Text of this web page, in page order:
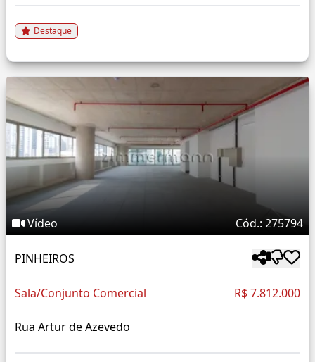
Destaque
Vídeo Cód.: 275794
PINHEIROS
Sala/Conjunto Comercial R$ 7.812.000
Rua Artur de Azevedo